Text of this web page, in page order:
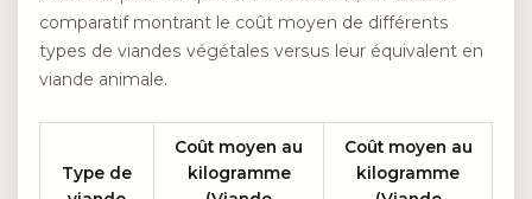
comparatif montrant le coût moyen de différents
types de viandes végétales versus leur équivalent en
viande animale.
Type de
Coût moyen au
kilogramme
Coût moyen au
kilogramme